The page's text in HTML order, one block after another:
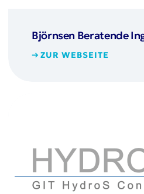
Björnsen Beratende
ZUR WEBSEITE